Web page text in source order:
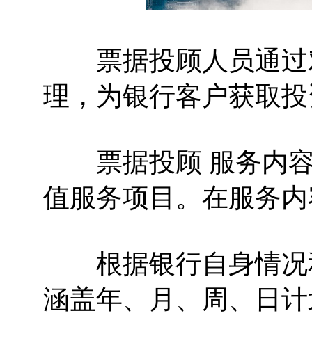
票据投顾人员通过
理，为银行客户获取
票据投顾 服务内容
值服务项目。在服务
根据银行自身情况
涵盖年、月、周、日